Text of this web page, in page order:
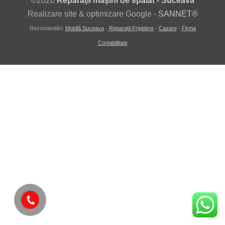
Realizare site & optimizare Google - SANNET®
Recomandări: Mobilă Suceava- Reparaţii Frigidere- Cazare- Firma
Contabilitate